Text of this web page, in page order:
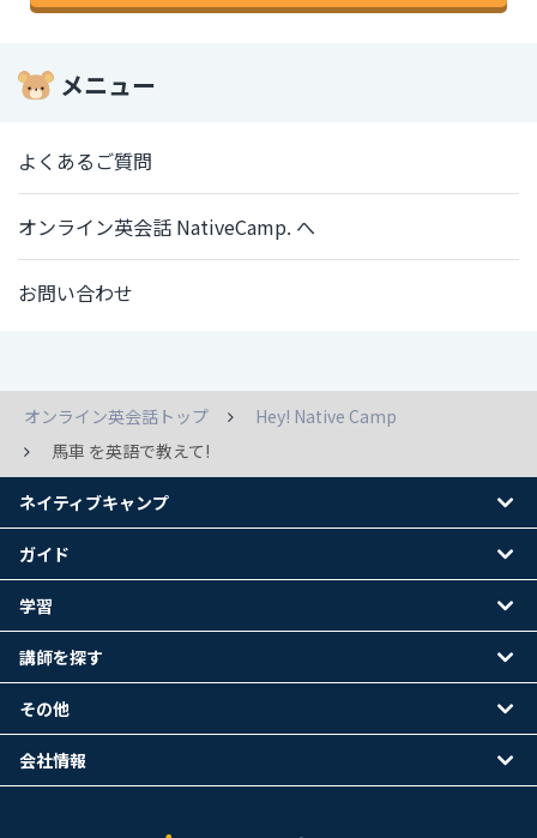
メニュー
よくあるご質問
オンライン英会話 NativeCamp. へ
お問い合わせ
オンライン英会話トップ
Hey! Native Camp
馬車 を英語で教えて!
ネイティブキャンプ
ガイド
学習
講師を探す
その他
会社情報